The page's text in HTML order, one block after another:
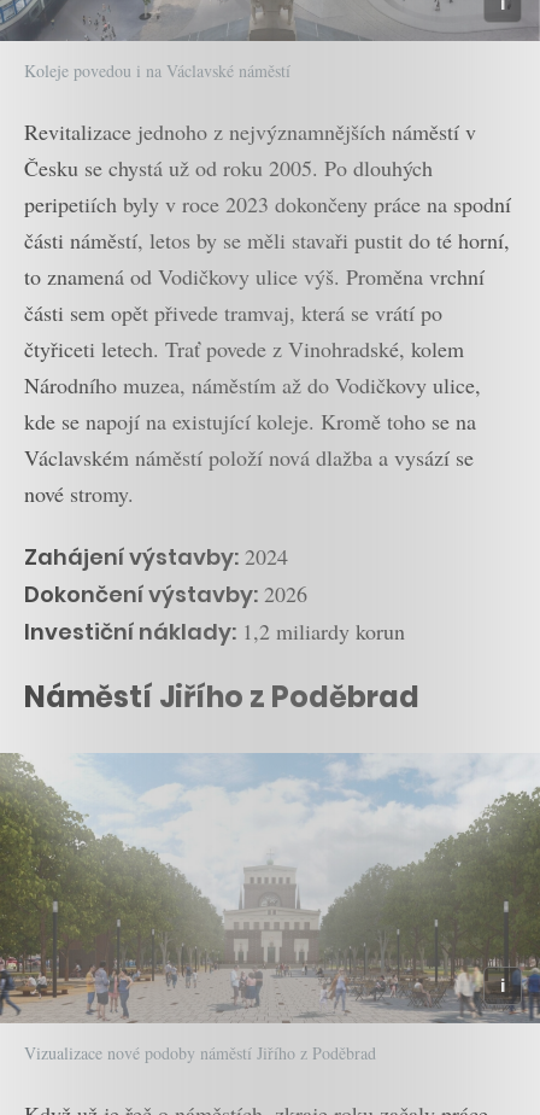
Koleje povedou i na Václavské náměstí
Revitalizace jednoho z nejvýznamnějších náměstí v
Česku se chystá už od roku 2005. Po dlouhých
peripetiích byly v roce 2023 dokončeny práce na spodní
části náměstí, letos by se měli stavaři pustit do té horní,
to znamená od Vodičkovy ulice výš. Proměna vrchní
části sem opět přivede tramvaj, která se vrátí po
čtyřiceti letech. Trať povede z Vinohradské, kolem
Národního muzea, náměstím až do Vodičkovy ulice,
kde se napojí na existující koleje. Kromě toho se na
Václavském náměstí položí nová dlažba a vysází se
nové stromy.
Zahájení výstavby: 2024
Dokončení výstavby: 2026
Investiční náklady: 1,2 miliardy korun
Náměstí Jiřího z Poděbrad
Vizualizace nové podoby náměstí Jiřího z Poděbrad